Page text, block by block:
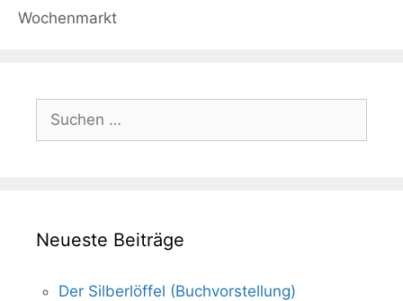
Wochenmarkt
nach:
Neueste Beiträge
Der Silberlöffel (Buchvorstellung)